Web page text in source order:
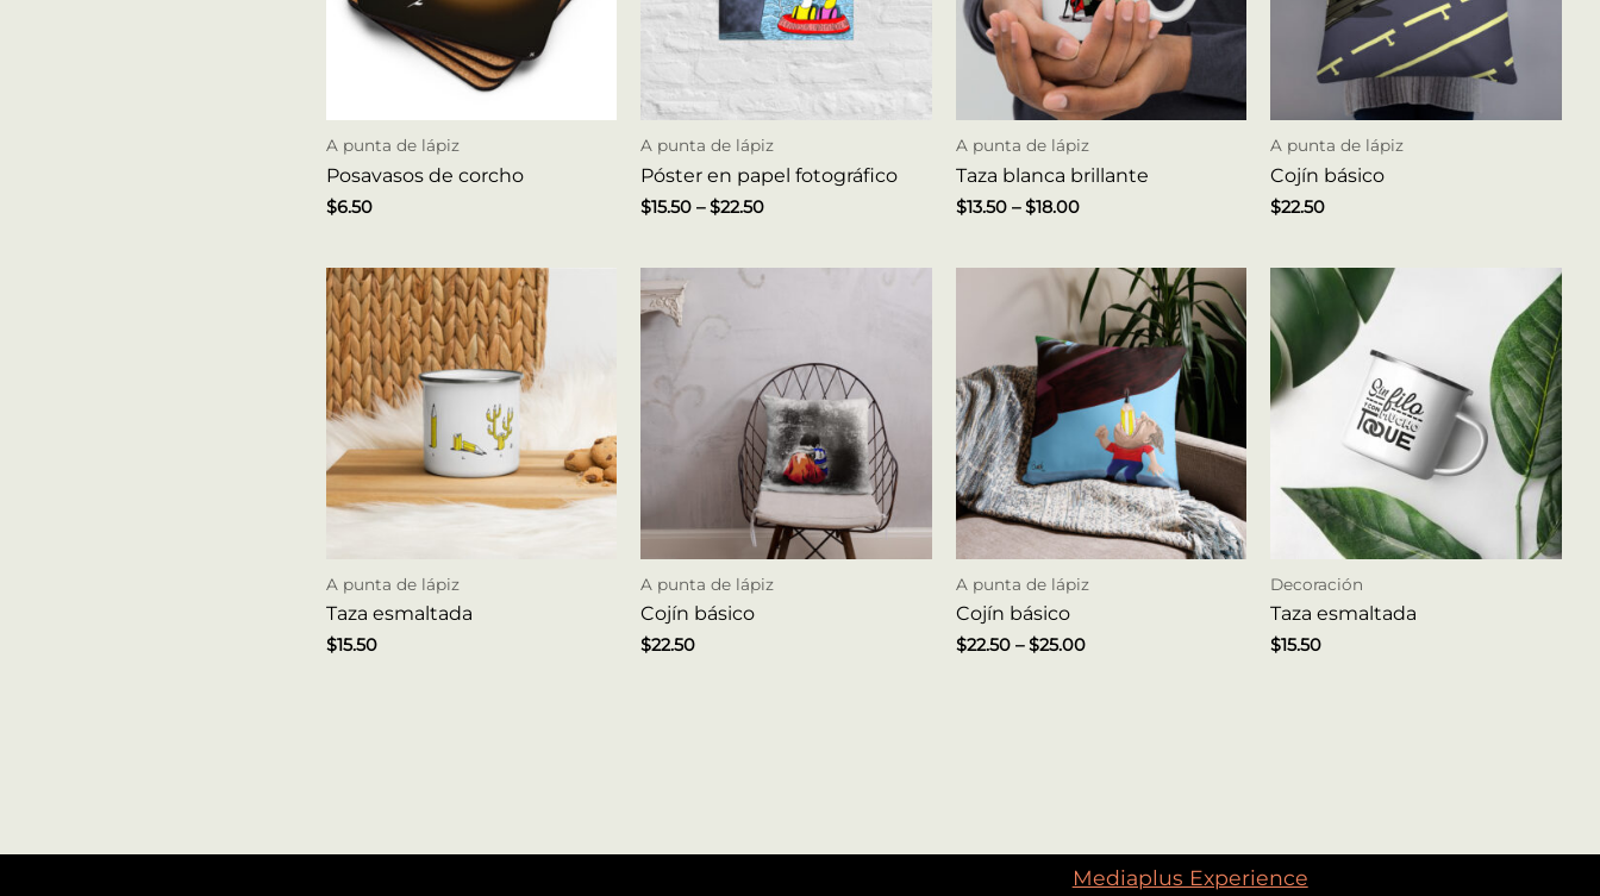
A punta de lápiz
Posavasos de corcho
$6.50
A punta de lápiz
Póster en papel fotográfico
$15.50 –$22.50
A punta de lápiz
Taza blanca brillante
$13.50–$18.00
A punta de lápiz
Cojín básico
$22.50
A punta de lápiz
Taza esmaltada
$15.50
A punta de lápiz
Cojín básico
$22.50
A punta de lápiz
Cojín básico
$22.50–$25.00
Decoración
Taza esmaltada
$15.50
Mediaplus Experience